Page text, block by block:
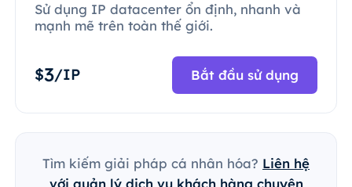
Sử dụng IP datacenter ổn định, nhanh và
mạnh mẽ trên toàn thế giới.
$3/IP Bắt đầu sử dụng
Tìm kiếm giải pháp cá nhân hóa? Liên hệ